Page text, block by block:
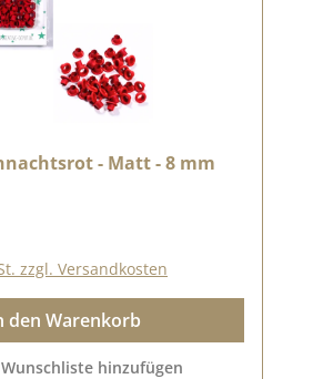
- Matt - 8 mm
zzgl. Versandkosten
den Warenkorb
hinzufügen